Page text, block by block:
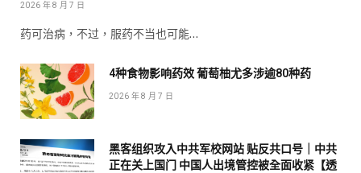
2026 年 8 月 7 日
药可治病，不过，服药不当也可能…
4种食物影响药效 葡萄柚尤多涉逾80种药
2026 年 8 月 7 日
黑客组织攻入中共军校网站 贴反共口号｜中共
正在关上国门 中国人出境管控被全面收紧【透